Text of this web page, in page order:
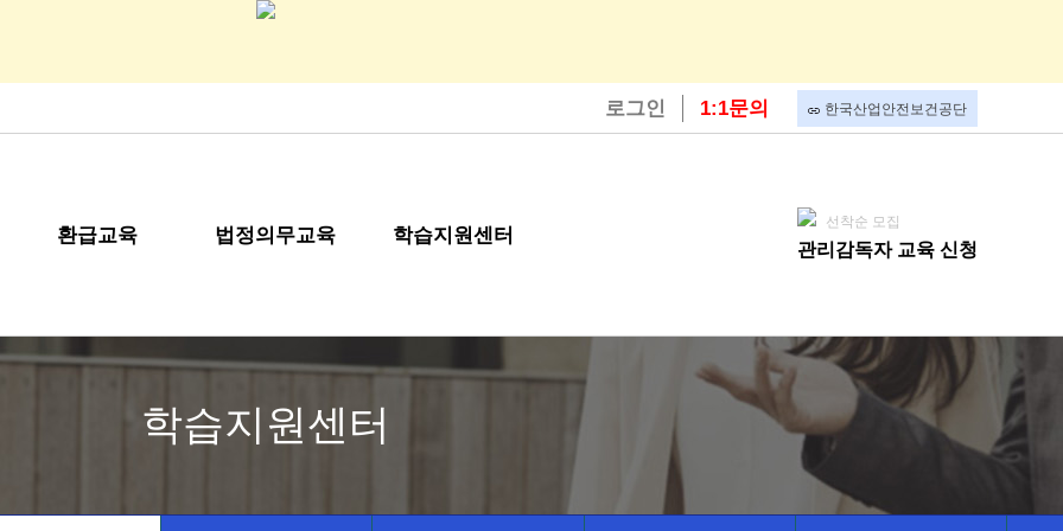
로그인 1:1문의 한국산업안전보건공단
환급교육 법정의무교육 학습지원센터
선착순 모집
관리감독자 교육 신청
학습지원센터